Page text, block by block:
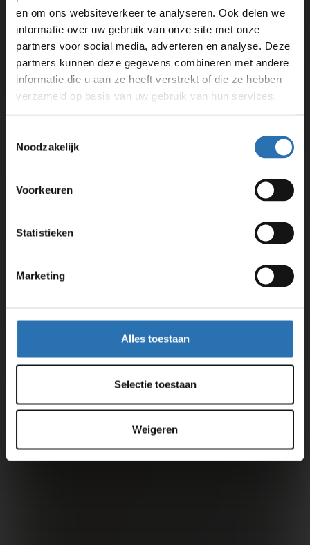
en om ons websiteverkeer te analyseren. Ook delen we
informatie over uw gebruik van onze site met onze
partners voor social media, adverteren en analyse. Deze
partners kunnen deze gegevens combineren met andere
informatie die u aan ze heeft verstrekt of die ze hebben
verzameld op basis van uw gebruik van hun services.
Noodzakelijk
Voorkeuren
Statistieken
Marketing
Alles toestaan
Selectie toestaan
Weigeren
Vorige